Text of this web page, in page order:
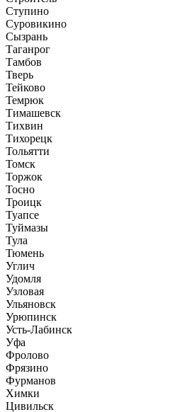
Ступино
Суровикино
Сызрань
Таганрог
Тамбов
Тверь
Тейково
Темрюк
Тимашевск
Тихвин
Тихорецк
Тольятти
Томск
Торжок
Тосно
Троицк
Туапсе
Туймазы
Тула
Тюмень
Углич
Удомля
Узловая
Ульяновск
Урюпинск
Усть-Лабинск
Уфа
Фролово
Фрязино
Фурманов
Химки
Цивильск